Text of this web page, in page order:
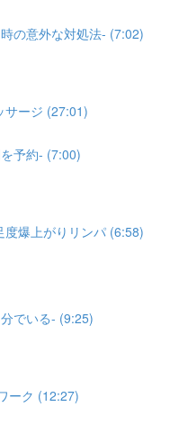
の意外な対処法- (7:02)
ージ (27:01)
予約- (7:00)
爆上がりリンパ (6:58)
でいる- (9:25)
ーク (12:27)